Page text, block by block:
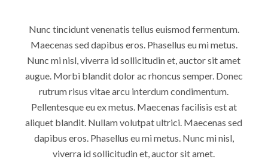
Nunc tincidunt venenatis tellus euismod fermentum.
Maecenas sed dapibus eros. Phasellus eu mi metus.
Nunc mi nisl, viverra id sollicitudin et, auctor sit amet
augue. Morbi blandit dolor ac rhoncus semper. Donec
rutrum risus vitae arcu interdum condimentum.
Pellentesque eu ex metus. Maecenas facilisis est at
aliquet blandit. Nullam volutpat ultrici. Maecenas sed
dapibus eros. Phasellus eu mi metus. Nunc mi nisl,
viverra id sollicitudin et, auctor sit amet.